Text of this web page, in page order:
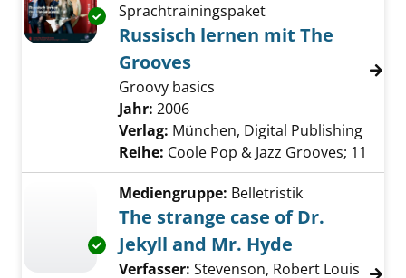
Exemplar-Details von Russisch lernen mit
Sprachtrainingspaket
Russisch lernen mit The
Grooves
Groovy basics
Suche nach diesem Verfasser
Jahr: 2006
Verlag: München, Digital Publishing
Reihe: Coole Pop & Jazz Grooves; 11
Exemplar-Details von The strange case of
Mediengruppe: Belletristik
The strange case of Dr.
Jekyll and Mr. Hyde
Verfasser: Stevenson, Robert Louis